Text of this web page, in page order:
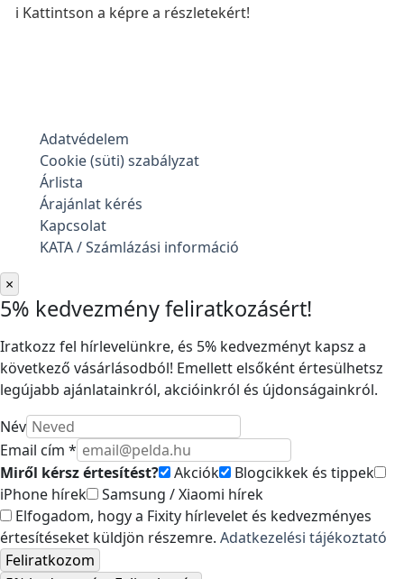
ℹ️ Kattintson a képre a részletekért!
Adatvédelem
Cookie (süti) szabályzat
Árlista
Árajánlat kérés
Kapcsolat
KATA / Számlázási információ
×
5% kedvezmény feliratkozásért!
Iratkozz fel hírlevelünkre, és 5% kedvezményt kapsz a
következő vásárlásodból! Emellett elsőként értesülhetsz
legújabb ajánlatainkról, akcióinkról és újdonságainkról.
Név
Email cím *
Miről kérsz értesítést?
Akciók
Blogcikkek és tippek
iPhone hírek
Samsung / Xiaomi hírek
Elfogadom, hogy a Fixity hírlevelet és kedvezményes
értesítéseket küldjön részemre. Adatkezelési tájékoztató
Feliratkozom